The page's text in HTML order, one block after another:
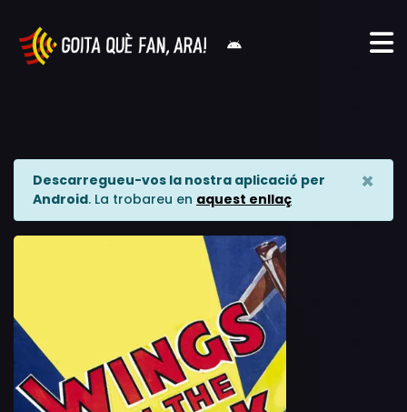
Descarregueu-vos la nostra aplicació per
Android. La trobareu en aquest enllaç
×